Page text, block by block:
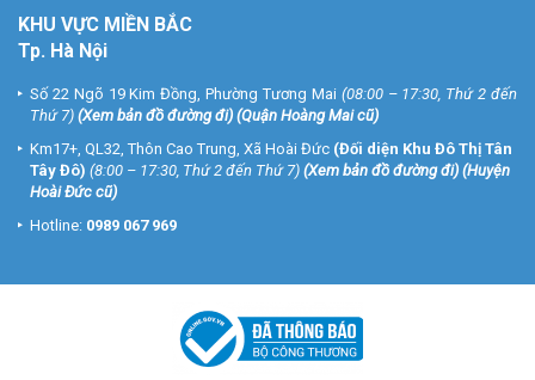
KHU VỰC MIỀN BẮC
Tp. Hà Nội
Số 22 Ngõ 19 Kim Đồng, Phường Tương Mai (08:00 – 17:30, Thứ 2 đến
Thứ 7) (Xem bản đồ đường đi) (Quận Hoàng Mai cũ)
Km17+, QL32, Thôn Cao Trung, Xã Hoài Đức (Đối diện Khu Đô Thị Tân
Tây Đô) (8:00 – 17:30, Thứ 2 đến Thứ 7) (Xem bản đồ đường đi) (Huyện
Hoài Đức cũ)
Hotline: 0989 067 969